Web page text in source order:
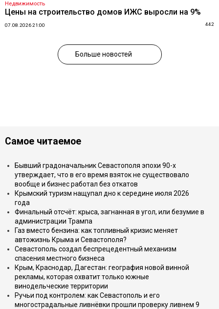
Недвижимость
Цены на строительство домов ИЖС выросли на 9%
07.08.2026 21:00 442
Больше новостей
Самое читаемое
Бывший градоначальник Севастополя эпохи 90-х
утверждает, что в его время взяток не существовало
вообще и бизнес работал без откатов
Крымский туризм нащупал дно к середине июля 2026
года
Финальный отсчёт: крыса, загнанная в угол, или безумие в
администрации Трампа
Газ вместо бензина: как топливный кризис меняет
автожизнь Крыма и Севастополя?
Севастополь создал беспрецедентный механизм
спасения местного бизнеса
Крым, Краснодар, Дагестан: география новой винной
рекламы, которая охватит только южные
винодельческие территории
Ручьи под контролем: как Севастополь и его
многострадальные ливнёвки прошли проверку ливнем 9